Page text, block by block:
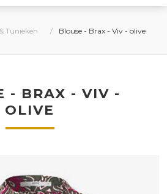
Tunieken / Blouse - Brax - Viv - olive
- BRAX - VIV -
OLIVE